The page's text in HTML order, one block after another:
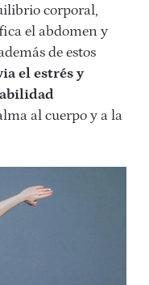
corporal,
el abdomen y
de estos
el estrés y
al cuerpo y a la